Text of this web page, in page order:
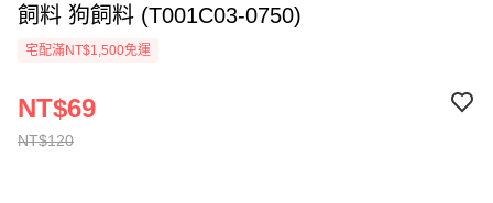
飼料 狗飼料 (T001C03-0750)
宅配滿NT$1,500免運
NT$120
NT$69